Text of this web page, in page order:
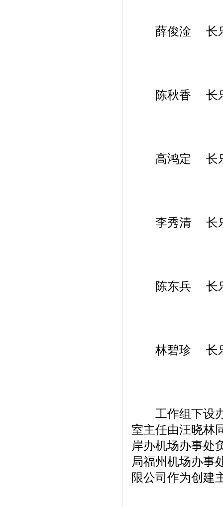
薛俊淦 长乐
陈秋香 长乐
高鸿定 长乐
李秀清 长乐
陈东兵 长乐
林碧珍 长乐
工作组下设办
室主任由汪晓林
岸办机场办事处
局福州机场办事
限公司作为创建